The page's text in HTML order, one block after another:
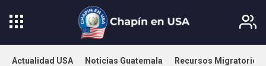
Actualidad USA Noticias Guatemala Recursos Migratorios